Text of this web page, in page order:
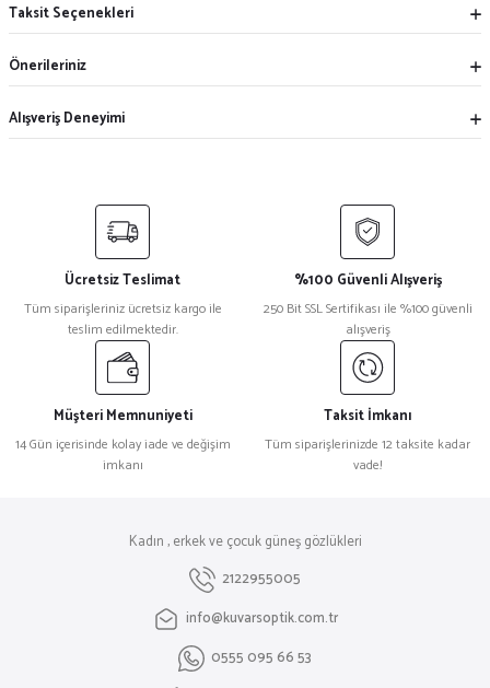
Taksit Seçenekleri
Önerileriniz
Alışveriş Deneyimi
Ücretsiz Teslimat
Tüm siparişleriniz ücretsiz kargo ile
teslim edilmektedir.
%100 Güvenli Alışveriş
250 Bit SSL Sertifikası ile %100 güvenli
alışveriş
Müşteri Memnuniyeti
14 Gün içerisinde kolay iade ve değişim
imkanı
Taksit İmkanı
Tüm siparişlerinizde 12 taksite kadar
vade!
Kadın , erkek ve çocuk güneş gözlükleri
2122955005
info@kuvarsoptik.com.tr
0555 095 66 53